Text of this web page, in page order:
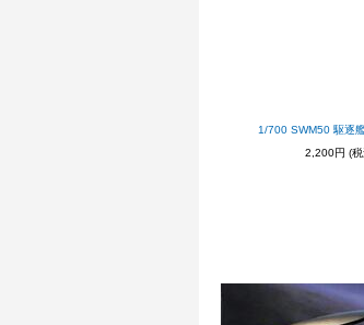
1/700 SWM50 駆逐
2,200円 (